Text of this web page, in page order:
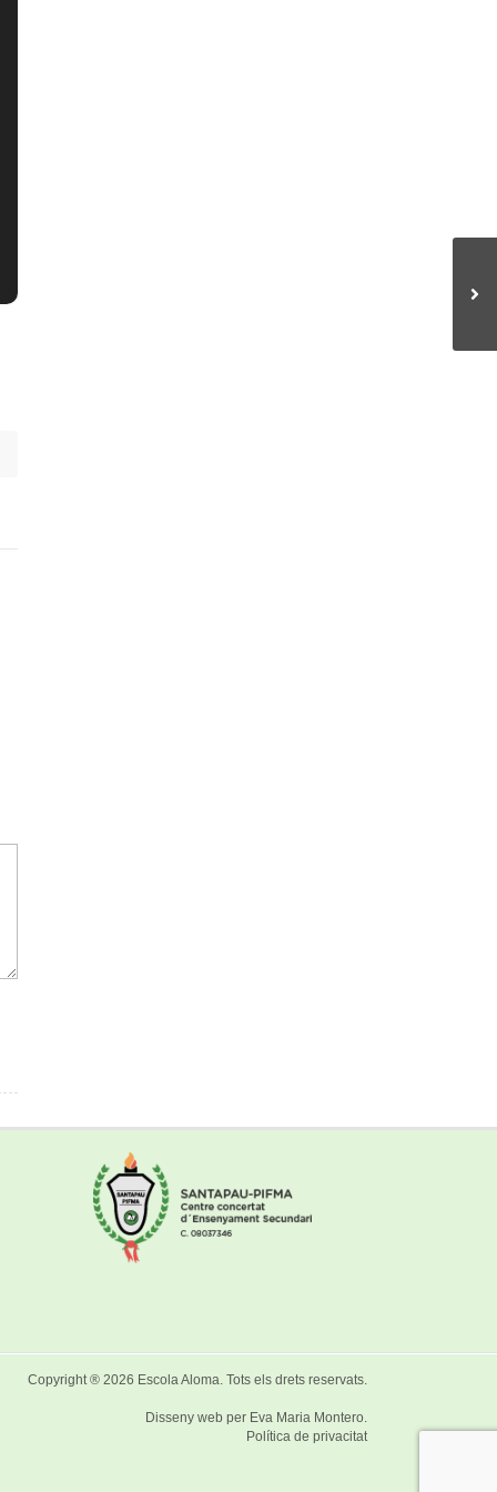
Copyright ® 2026 Escola Aloma. Tots els drets reservats.
Disseny web per Eva Maria Montero.
Política de privacitat